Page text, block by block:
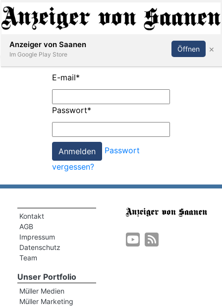
Abonnieren Anmelden
E-mail*
Passwort*
Passwort
vergessen?
Kontakt
AGB
Impressum
Datenschutz
Team
Unser Portfolio
Müller Medien
Müller Marketing
Anzeiger von Saanen
Im Google Play Store
Öffnen ×